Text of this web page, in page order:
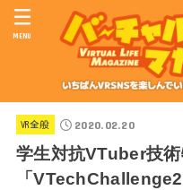
MENU
VR全般 2020.02.20
学生対抗VTuber技
「